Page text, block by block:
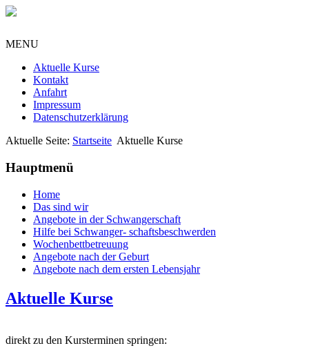
MENU
Aktuelle Kurse
Kontakt
Anfahrt
Impressum
Datenschutzerklärung
Aktuelle Seite: Startseite Aktuelle Kurse
Hauptmenü
Home
Das sind wir
Angebote in der Schwangerschaft
Hilfe bei Schwanger- schaftsbeschwerden
Wochenbettbetreuung
Angebote nach der Geburt
Angebote nach dem ersten Lebensjahr
Aktuelle Kurse
direkt zu den Kursterminen springen: